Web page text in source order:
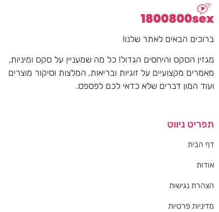
ברוכים הבאים לאתר שלנו!
מגזין הסקס והיחסים הגדול! כל מה שמעניין על סקס ומיניות,
מאמרים מקצועיים על זוגיות ובריאות, המלצות וסיקור מוצרים
ועוד המון דברים שלא כדאי לכם לפספס.
תפריט ניווט
דף הבית
אודות
הצהרת נגישות
מדיניות פרטיות